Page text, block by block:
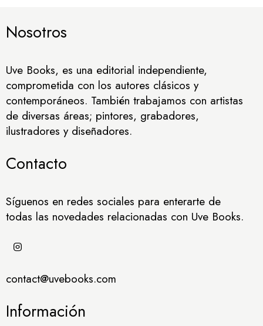
Nosotros
Uve Books, es una editorial independiente,
comprometida con los autores clásicos y
contemporáneos. También trabajamos con artistas
de diversas áreas; pintores, grabadores,
ilustradores y diseñadores.
Contacto
Síguenos en redes sociales para enterarte de
todas las novedades relacionadas con Uve Books.
contact@uvebooks.com
Información